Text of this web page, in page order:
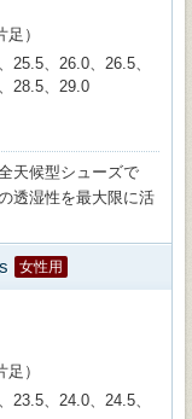
）
25.5、26.0、26.5、
28.5、29.0
天候型シューズで
透湿性を最大限に活
女性用
）
23.5、24.0、24.5、